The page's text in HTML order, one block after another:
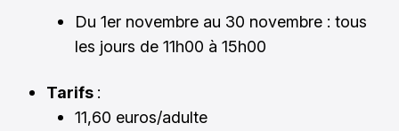
Du 1er novembre au 30 novembre : tous
les jours de 11h00 à 15h00
Tarifs :
11,60 euros/adulte